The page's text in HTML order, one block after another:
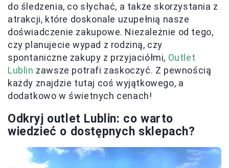
do śledzenia, co słychać, a także skorzystania z
atrakcji, które doskonale uzupełnią nasze
doświadczenie zakupowe. Niezależnie od tego,
czy planujecie wypad z rodziną, czy
spontaniczne zakupy z przyjaciółmi, Outlet
Lublin zawsze potrafi zaskoczyć. Z pewnością
każdy znajdzie tutaj coś wyjątkowego, a
dodatkowo w świetnych cenach!
Odkryj outlet Lublin: co warto
wiedzieć o dostępnych sklepach?